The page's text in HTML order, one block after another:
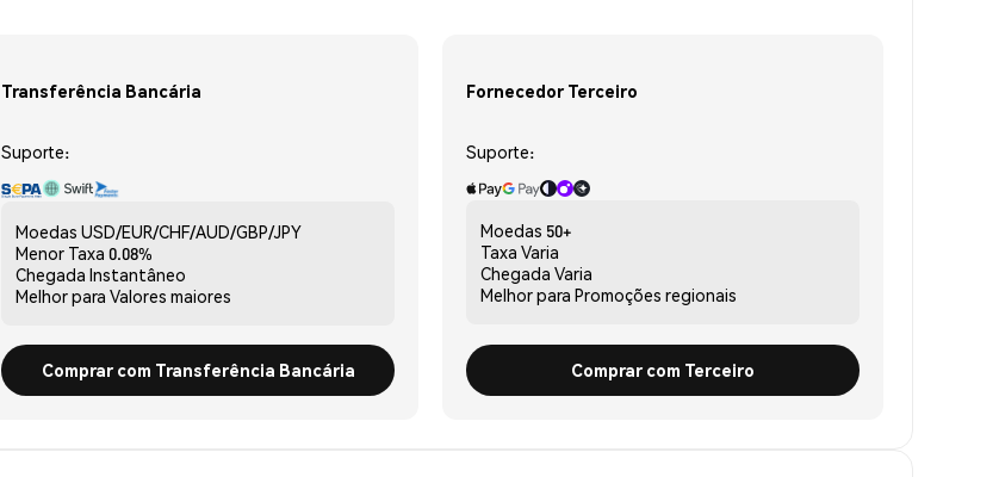
Transferência Bancária
Suporte:
Moedas USD/EUR/CHF/AUD/GBP/JPY
Menor Taxa 0.08%
Chegada Instantâneo
Melhor para Valores maiores
Comprar com Transferência Bancária
Fornecedor Terceiro
Suporte:
Moedas 50+
Taxa Varia
Chegada Varia
Melhor para Promoções regionais
Comprar com Terceiro